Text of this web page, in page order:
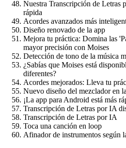
Nuestra Transcripción de Letras
rápida
Acordes avanzados más
Diseño renovado de la app
Mejora tu práctica: Domina las
mayor precisión con Moises
Detección de tono de la música
¿Sabías que Moises está
diferentes?
Acordes mejorados: Lleva tu
Nuevo diseño del mezclador en
¡La app para Android está más
Transcripción de Letras por IA
Transcripción de Letras por IA
Toca una canción en loop
Afinador de instrumentos según